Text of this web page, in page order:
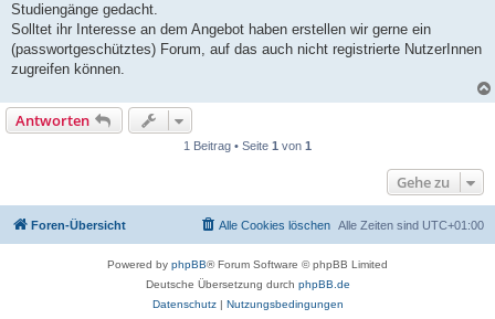
r
a
Studiengänge gedacht.
Solltet ihr Interesse an dem Angebot haben erstellen wir gerne ein
(passwortgeschütztes) Forum, auf das auch nicht registrierte NutzerInnen
zugreifen können.
Antworten
1 Beitrag • Seite 1 von 1
Gehe zu
Foren-Übersicht Alle Zeiten sind UTC+01:00
Alle Cookies löschen
Powered by phpBB® Forum Software © phpBB Limited
Deutsche Übersetzung durch phpBB.de
Datenschutz| Nutzungsbedingungen